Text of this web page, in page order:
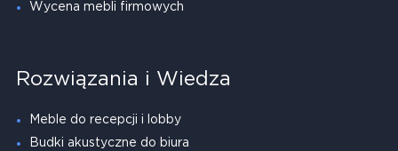
Wycena mebli firmowych
Rozwiązania i Wiedza
Meble do recepcji i lobby
Budki akustyczne do biura